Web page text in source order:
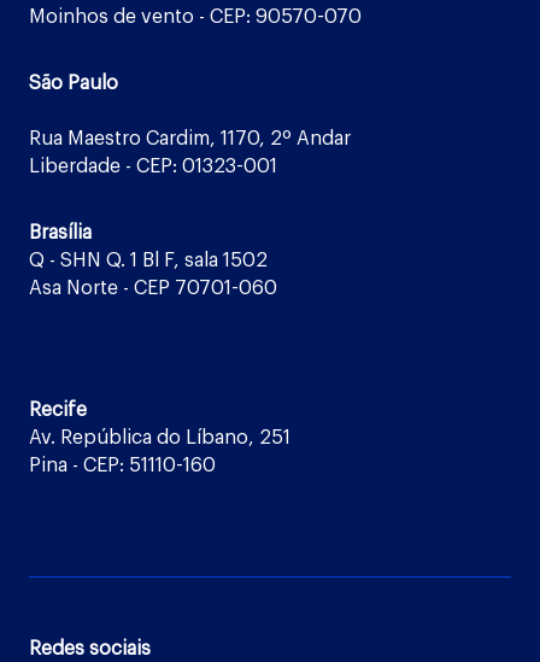
Moinhos de vento - CEP: 90570-070
São Paulo
Rua Maestro Cardim, 1170, 2º Andar
Liberdade - CEP: 01323-001
Brasília
Q - SHN Q. 1 Bl F, sala 1502
Asa Norte - CEP 70701-060
Recife
Av. República do Líbano, 251
Pina - CEP: 51110-160
Redes sociais